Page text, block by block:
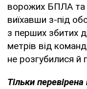
ворожих БПЛА та
виїхавши з-під
з перших збитих
метрів від
не розгубилися й
Тільки